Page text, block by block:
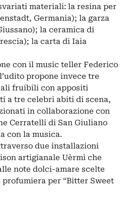
materiali: la resina per
Germania); la garza
la ceramica di
la carta di Iaia
con il music teller Federico
propone invece tre
fruibili con appositi
a tre celebri abiti di scena,
in collaborazione con
Cerratelli di San Giuliano
con la musica.
due installazioni
artigianale Uèrmì che
note dolci-amare scelte
per “Bitter Sweet